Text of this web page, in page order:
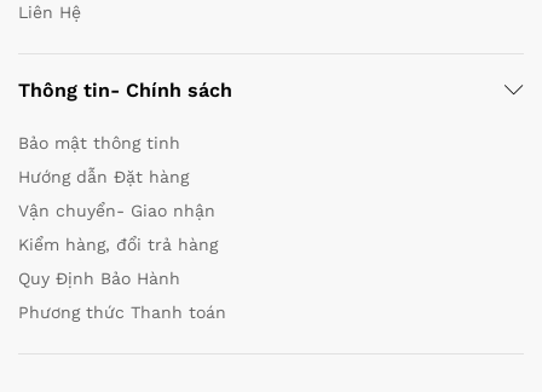
Liên Hệ
Thông tin- Chính sách
Bảo mật thông tinh
Hướng dẫn Đặt hàng
Vận chuyển- Giao nhận
Kiểm hàng, đổi trả hàng
Quy Định Bảo Hành
Phương thức Thanh toán